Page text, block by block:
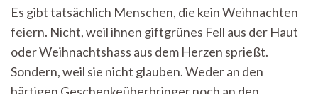
den
Kommerz!
Es gibt tatsächlich Menschen, die kein Weihnachten
feiern. Nicht, weil ihnen giftgrünes Fell aus der Haut
oder Weihnachtshass aus dem Herzen sprießt.
Sondern, weil sie nicht glauben. Weder an den